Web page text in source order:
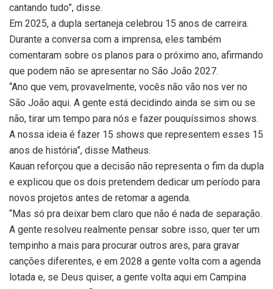
cantando tudo”, disse.
Em 2025, a dupla sertaneja celebrou 15 anos de carreira.
Durante a conversa com a imprensa, eles também
comentaram sobre os planos para o próximo ano, afirmando
que podem não se apresentar no São João 2027.
“Ano que vem, provavelmente, vocês não vão nos ver no
São João aqui. A gente está decidindo ainda se sim ou se
não, tirar um tempo para nós e fazer pouquíssimos shows.
A nossa ideia é fazer 15 shows que representem esses 15
anos de história”, disse Matheus.
Kauan reforçou que a decisão não representa o fim da dupla
e explicou que os dois pretendem dedicar um período para
novos projetos antes de retomar a agenda.
“Mas só pra deixar bem claro que não é nada de separação.
A gente resolveu realmente pensar sobre isso, quer ter um
tempinho a mais para procurar outros ares, para gravar
canções diferentes, e em 2028 a gente volta com a agenda
lotada e, se Deus quiser, a gente volta aqui em Campina